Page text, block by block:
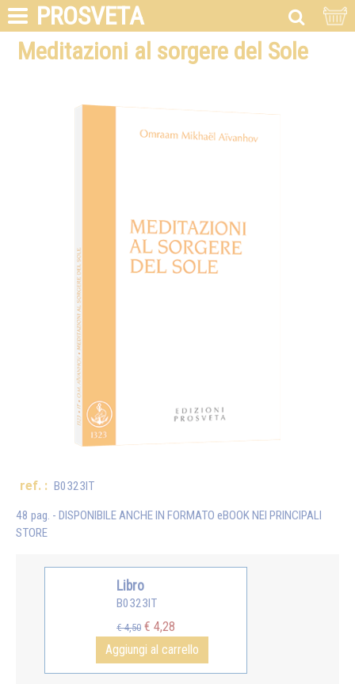
PROSVETA
Meditazioni al sorgere del Sole
ref. : B0323IT
48 pag. - DISPONIBILE ANCHE IN FORMATO eBOOK NEI PRINCIPALI
STORE
Libro
B0323IT
€ 4,50 € 4,28
Aggiungi al carrello